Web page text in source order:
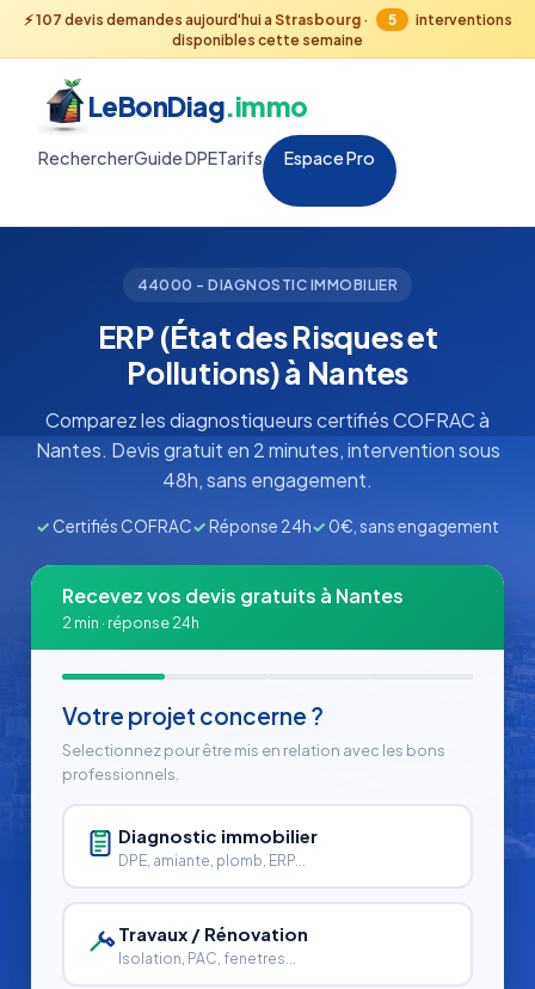
⚡107 devis demandes aujourd'hui a Strasbourg· 5
interventions
disponibles cette semaine
LeBonDiag.immo
RechercherGuide DPETarifs Espace Pro
44000 - DIAGNOSTIC IMMOBILIER
ERP (État des Risques et
Pollutions) à Nantes
Comparez les diagnostiqueurs certifiés COFRAC à
Nantes. Devis gratuit en 2 minutes, intervention sous
48h, sans engagement.
✓ Certifiés COFRAC✓Réponse 24h✓ 0€, sans engagement
Recevez vos devis gratuits à Nantes
2 min · réponse 24h
Votre projet concerne ?
Selectionnez pour être mis en relation avec les bons
professionnels.
Diagnostic immobilier
DPE, amiante, plomb, ERP...
Travaux / Rénovation
Isolation, PAC, fenetres...